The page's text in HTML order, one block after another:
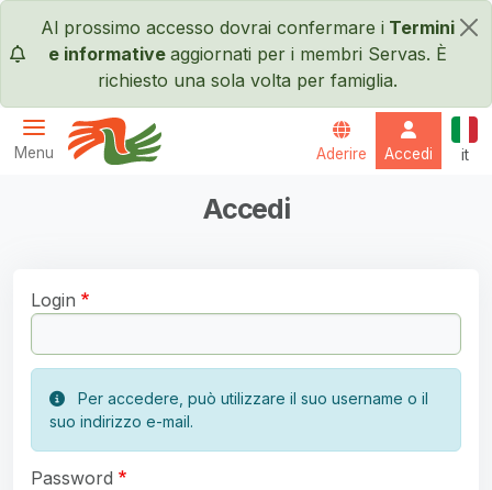
Salta al contenuto principale
×
Al prossimo accesso dovrai confermare i Termini
e informative aggiornati per i membri Servas. È
richiesto una sola volta per famiglia.
Menu Aderire Accedi it
Accedi
Login
Per accedere, può utilizzare il suo username o il
suo indirizzo e-mail.
Password